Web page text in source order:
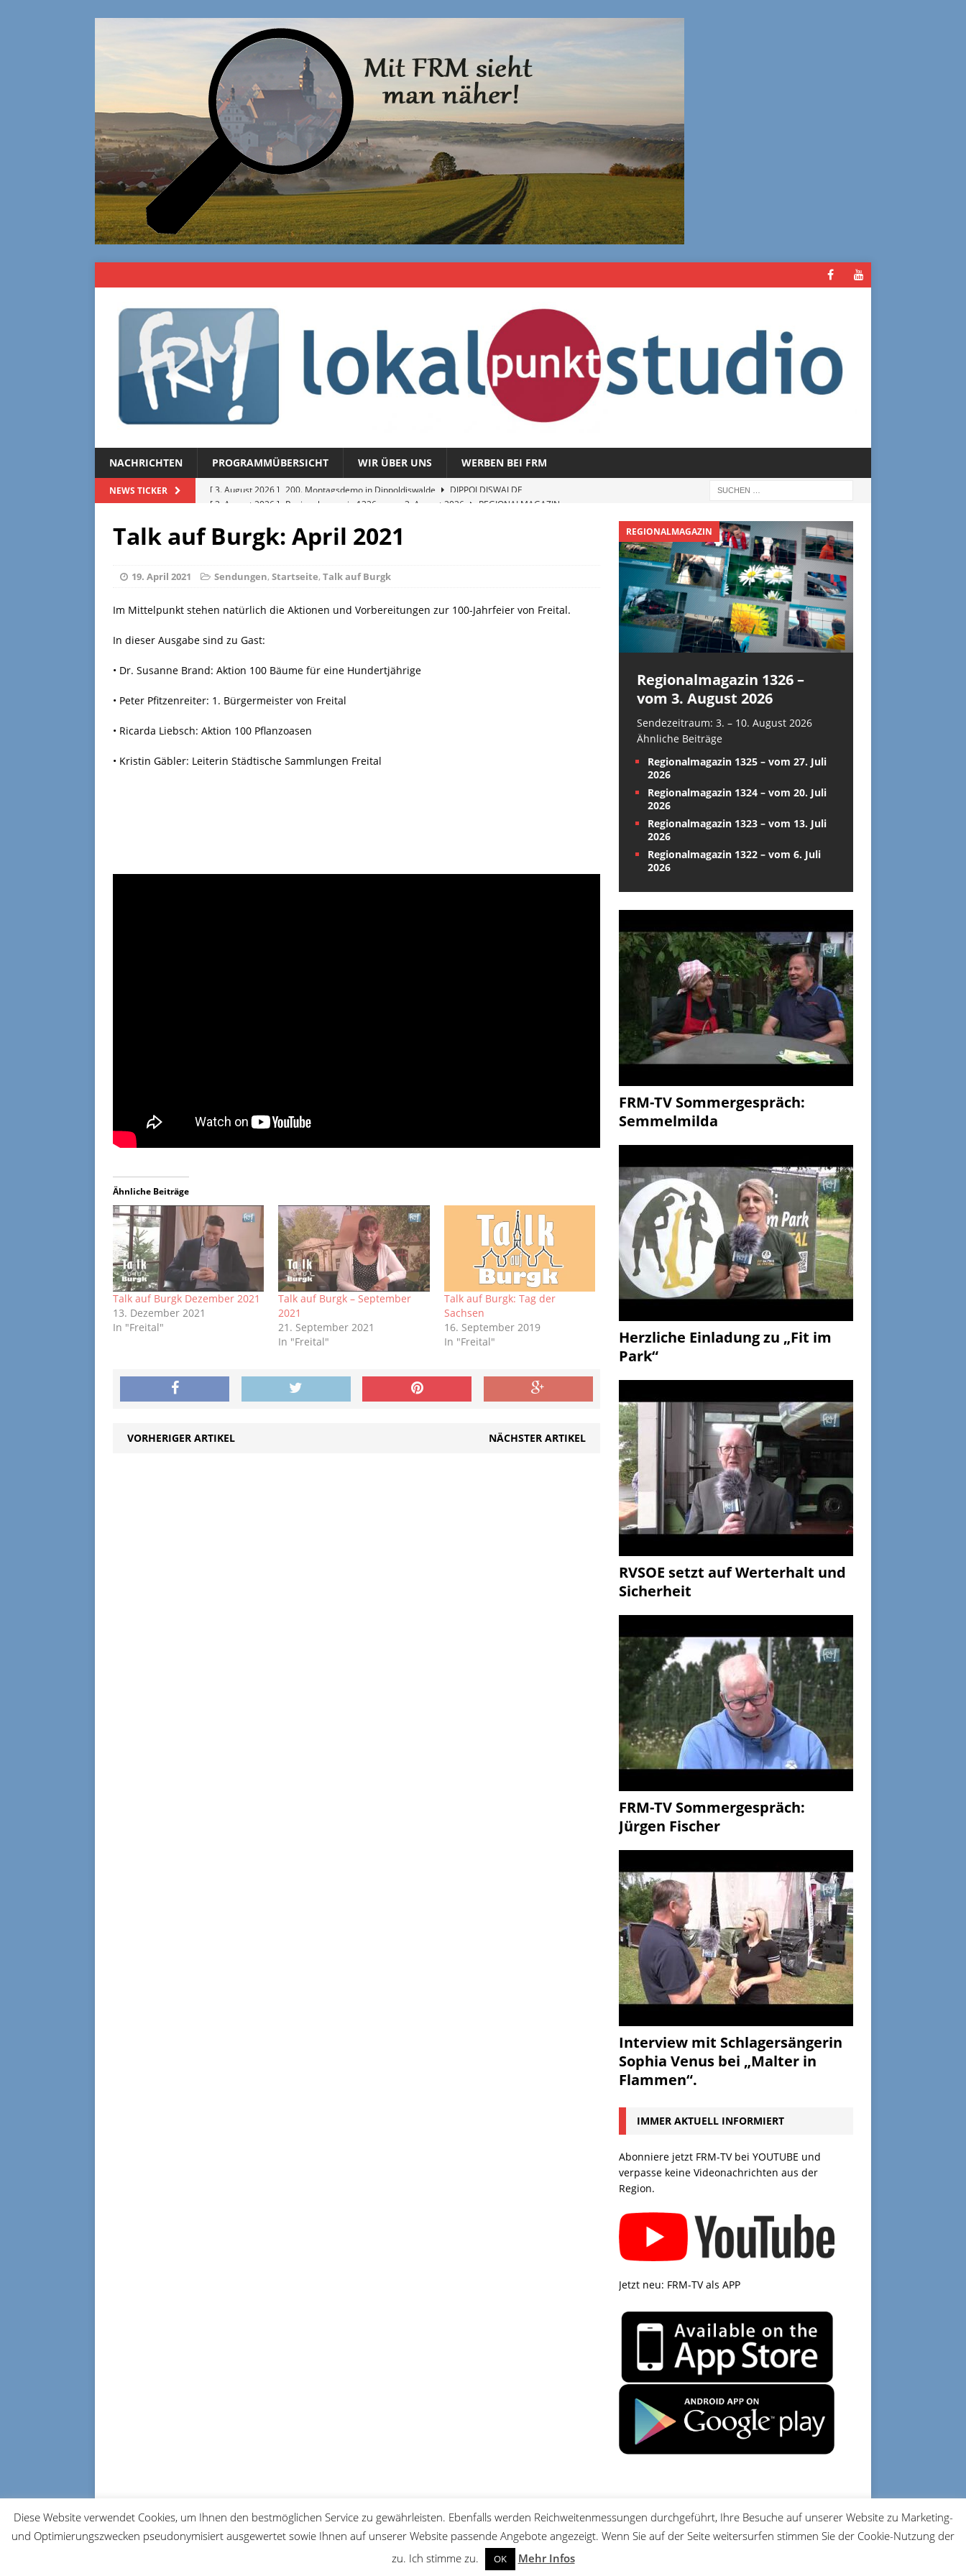
NACHRICHTEN PROGRAMMÜBERSICHT WIR ÜBER UNS WERBEN BEI FRM
NEWS TICKER [ 3. August 2026 ] Regionalmagazin 1326 – vom 3. August 2026
REGIONALMAGAZIN
[ 27. Juli 2026 ]
Herzliche Einladung zu „Fit im Park“
Talk auf Burgk: April 2021
19. April 2021 Sendungen, Startseite, Talk auf Burgk
Im Mittelpunkt stehen natürlich die Aktionen und Vorbereitungen zur 100-Jahrfeier von Freital.
In dieser Ausgabe sind zu Gast:
• Dr. Susanne Brand: Aktion 100 Bäume für eine Hundertjährige
• Peter Pfitzenreiter: 1. Bürgermeister von Freital
• Ricarda Liebsch: Aktion 100 Pflanzoasen
• Kristin Gäbler: Leiterin Städtische Sammlungen Freital
Ähnliche Beiträge
Talk auf Burgk Dezember 2021
13. Dezember 2021
In "Freital"
Talk auf Burgk – September
2021
21. September 2021
In "Freital"
Talk auf Burgk: Tag der
Sachsen
16. September 2019
In "Freital"
VORHERIGER ARTIKEL NÄCHSTER ARTIKEL
REGIONALMAGAZIN
Regionalmagazin 1326 –
vom 3. August 2026
Sendezeitraum: 3. – 10. August 2026
Ähnliche Beiträge
Regionalmagazin 1325 – vom 27. Juli
2026
Regionalmagazin 1324 – vom 20. Juli
2026
Regionalmagazin 1323 – vom 13. Juli
2026
Regionalmagazin 1322 – vom 6. Juli
2026
FRM-TV Sommergespräch:
Semmelmilda
Herzliche Einladung zu „Fit im
Park“
RVSOE setzt auf Werterhalt und
Sicherheit
FRM-TV Sommergespräch:
Jürgen Fischer
Interview mit Schlagersängerin
Sophia Venus bei „Malter in
Flammen“.
IMMER AKTUELL INFORMIERT
Abonniere jetzt FRM-TV bei YOUTUBE und
verpasse keine Videonachrichten aus der
Region.
Jetzt neu: FRM-TV als APP
DATENSCHUTZ IMPRESSUM
© 2026 FRM-TV
Diese Website verwendet Cookies, um Ihnen den bestmöglichen Service zu gewährleisten. Ebenfalls werden Reichweitenmessungen durchgeführt, Ihre Besuche auf unserer Website zu Marketing-
und Optimierungszwecken pseudonymisiert ausgewertet sowie Ihnen auf unserer Website passende Angebote angezeigt. Wenn Sie auf der Seite weitersurfen stimmen Sie der Cookie-Nutzung der
zu. Ich stimme zu.
OK Mehr Infos